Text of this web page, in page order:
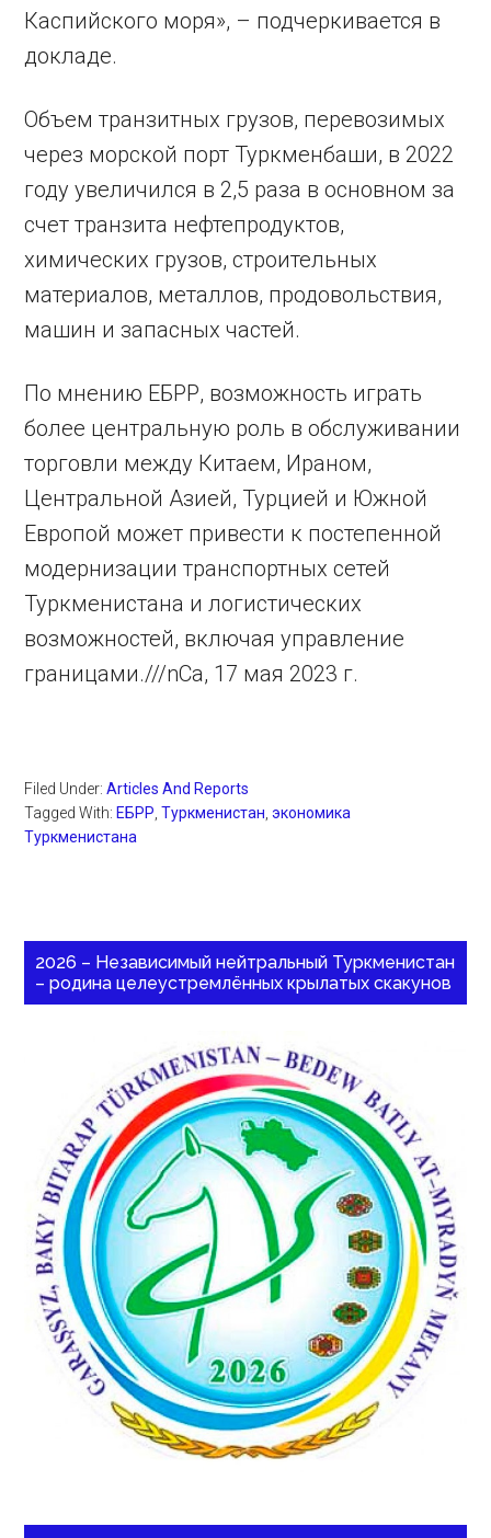
Каспийского моря», – подчеркивается в
докладе.
Объем транзитных грузов, перевозимых
через морской порт Туркменбаши, в 2022
году увеличился в 2,5 раза в основном за
счет транзита нефтепродуктов,
химических грузов, строительных
материалов, металлов, продовольствия,
машин и запасных частей.
По мнению ЕБРР, возможность играть
более центральную роль в обслуживании
торговли между Китаем, Ираном,
Центральной Азией, Турцией и Южной
Европой может привести к постепенной
модернизации транспортных сетей
Туркменистана и логистических
возможностей, включая управление
границами.///nCa, 17 мая 2023 г.
Filed Under:Articles And Reports
Tagged With: ЕБРР ,Туркменистан ,экономика
Туркменистана
2026 – Независимый нейтральный Туркменистан
– родина целеустремлённых крылатых скакунов